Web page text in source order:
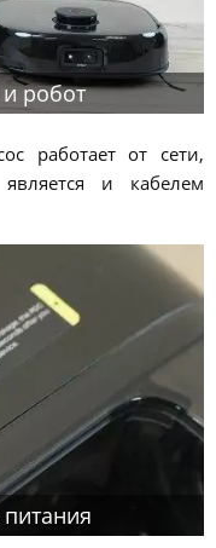
робот
работает от сети,
и кабелем